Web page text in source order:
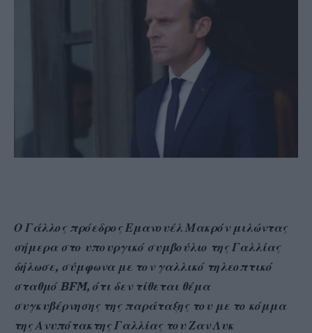
Ο Γάλλος πρόεδρος Εμανουέλ Μακρόν μιλώντας
σήμερα στο υπουργικό συμβούλιο της Γαλλίας
δήλωσε, σύμφωνα με τον γαλλικό τηλεοπτικό
σταθμό BFM, ότι δεν τίθεται θέμα
συγκυβέρνησης της παράταξης του με το κόμμα
της Ανυπότακτης Γαλλίας του Ζαν Λυκ